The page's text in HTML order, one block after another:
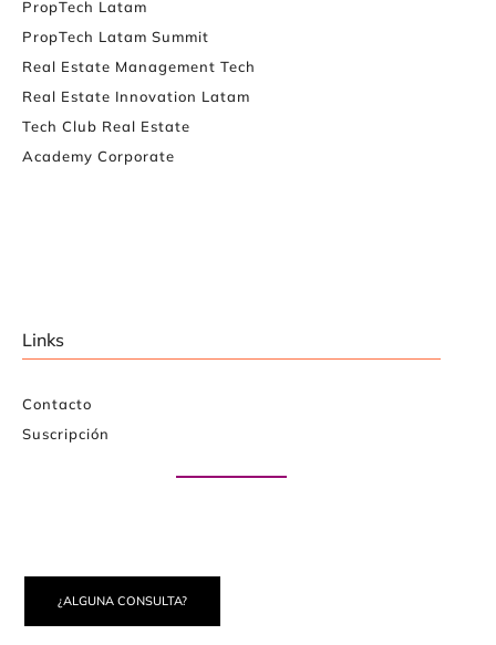
PropTech Latam
PropTech Latam Summit
Real Estate Management Tech
Real Estate Innovation Latam
Tech Club Real Estate
Academy Corporate
Links
Contacto
Suscripción
¿ALGUNA CONSULTA?